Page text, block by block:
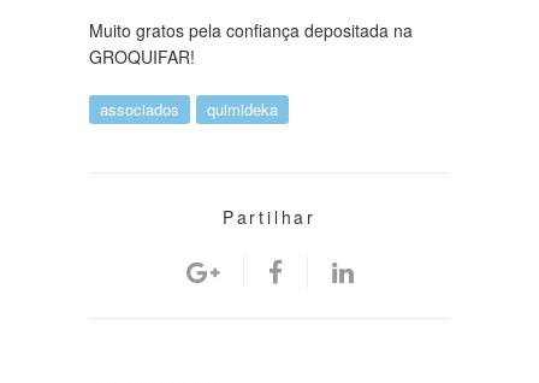
Muito gratos pela confiança depositada na
GROQUIFAR!
associados quimideka
Partilhar